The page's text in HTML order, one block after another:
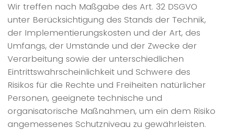
Wir treffen nach Maßgabe des Art. 32 DSGVO
unter Berücksichtigung des Stands der Technik,
der Implementierungskosten und der Art, des
Umfangs, der Umstände und der Zwecke der
Verarbeitung sowie der unterschiedlichen
Eintrittswahrscheinlichkeit und Schwere des
Risikos für die Rechte und Freiheiten natürlicher
Personen, geeignete technische und
organisatorische Maßnahmen, um ein dem Risiko
angemessenes Schutzniveau zu gewährleisten.